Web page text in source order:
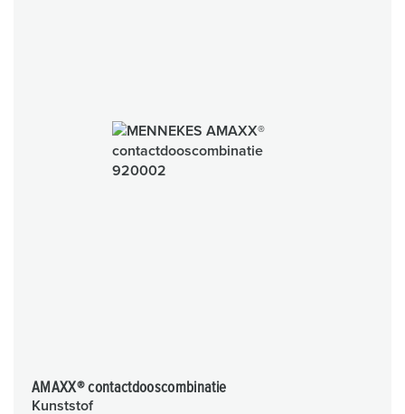
AMAXX® contactdooscombinatie
Kunststof